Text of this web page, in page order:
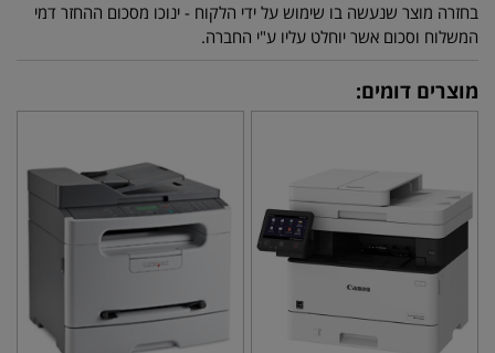
בחזרה מוצר שנעשה בו שימוש על ידי הלקוח - ינוכו מסכום ההחזר דמי
המשלוח וסכום אשר יוחלט עליו ע"י החברה.
מוצרים דומים: